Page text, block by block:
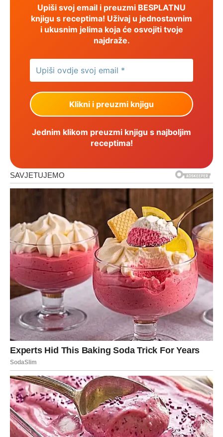
Upiši svoj email i preuzmi BESPLATNU
knjigu s receptima! Uživaj u jednostavnim
i ukusnim jelima koja će osvojiti tvoje
najdraže.
Jednim klikom preuzmi knjigu s najboljim
receptima!